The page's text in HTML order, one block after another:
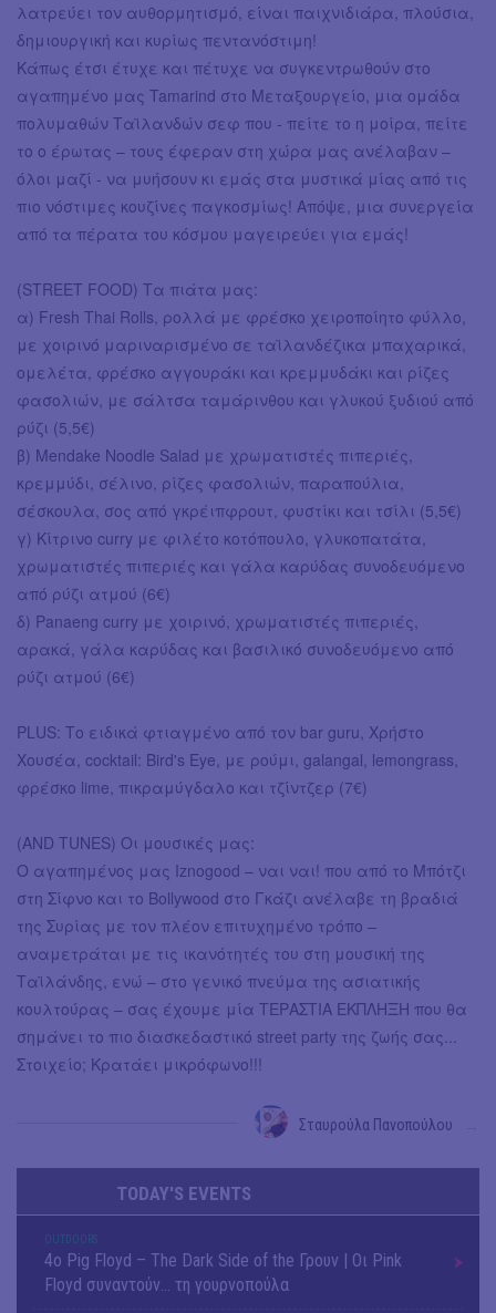
λατρεύει τον αυθορμητισμό, είναι παιχνιδιάρα, πλούσια,
δημιουργική και κυρίως πεντανόστιμη!
Κάπως έτσι έτυχε και πέτυχε να συγκεντρωθούν στο
αγαπημένο μας Tamarind στο Μεταξουργείο, μια ομάδα
πολυμαθών Ταϊλανδών σεφ που - πείτε το η μοίρα, πείτε
το ο έρωτας – τους έφεραν στη χώρα μας ανέλαβαν –
όλοι μαζί - να μυήσουν κι εμάς στα μυστικά μίας από τις
πιο νόστιμες κουζίνες παγκοσμίως! Απόψε, μια συνεργεία
από τα πέρατα του κόσμου μαγειρεύει για εμάς!
(STREET FOOD) Τα πιάτα μας:
α) Fresh Thai Rolls, ρολλά με φρέσκο χειροποίητο φύλλο,
με χοιρινό μαριναρισμένο σε ταϊλανδέζικα μπαχαρικά,
ομελέτα, φρέσκο αγγουράκι και κρεμμυδάκι και ρίζες
φασολιών, με σάλτσα ταμάρινθου και γλυκού ξυδιού από
ρύζι (5,5€)
β) Mendake Noodle Salad με χρωματιστές πιπεριές,
κρεμμύδι, σέλινο, ρίζες φασολιών, παραπούλια,
σέσκουλα, σος από γκρέιπφρουτ, φυστίκι και τσίλι (5,5€)
γ) Κίτρινο curry με φιλέτο κοτόπουλο, γλυκοπατάτα,
χρωματιστές πιπεριές και γάλα καρύδας συνοδευόμενο
από ρύζι ατμού (6€)
δ) Panaeng curry με χοιρινό, χρωματιστές πιπεριές,
αρακά, γάλα καρύδας και βασιλικό συνοδευόμενο από
ρύζι ατμού (6€)
PLUS: Το ειδικά φτιαγμένο από τον bar guru, Χρήστο
Χουσέα, cocktail: Bird's Eye, με ρούμι, galangal, lemongrass,
φρέσκο lime, πικραμύγδαλο και τζίντζερ (7€)
(AND TUNES) Οι μουσικές μας:
Ο αγαπημένος μας Iznogood – ναι ναι! που από το Μπότζι
στη Σίφνο και το Bollywood στο Γκάζι ανέλαβε τη βραδιά
της Συρίας με τον πλέον επιτυχημένο τρόπο –
αναμετράται με τις ικανότητές του στη μουσική της
Ταϊλάνδης, ενώ – στο γενικό πνεύμα της ασιατικής
κουλτούρας – σας έχουμε μία ΤΕΡΑΣΤΙΑ ΕΚΠΛΗΞΗ που θα
σημάνει το πιο διασκεδαστικό street party της ζωής σας...
Στοιχείο; Κρατάει μικρόφωνο!!!
Σταυρούλα Πανοπούλου
TODAY'S EVENTS
OUTDΟORS
4ο Pig Floyd – The Dark Side of the Γρουν | Οι Pink
Floyd συναντούν… τη γουρνοπούλα